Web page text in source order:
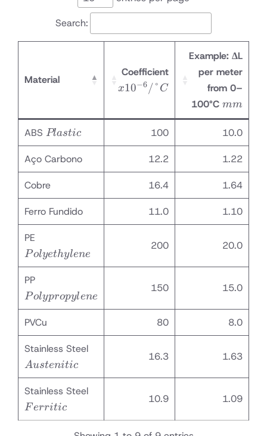
Search:
Material
Coefficient
x10−6 /° C
Example: ΔL
per meter
from 0–
100°C mm
mm
ABS Plastic
Plastic 100 10.0
Aço Carbono 12.2 1.22
Cobre 16.4 1.64
Ferro Fundido 11.0 1.10
PE
Polyethylene
200 20.0
PP
Polypropylene
150 15.0
PVCu 80 8.0
Stainless Steel
Austenitic
16.3 1.63
Stainless Steel
F erritic
10.9 1.09